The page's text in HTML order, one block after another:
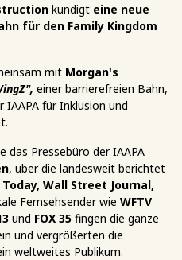
kündigt eine neue
für den Family Kingdom
mit Morgan's
einer barrierefreien Bahn,
IAAPA für Inklusion und
das Pressebüro der IAAPA
, über die landesweit berichtet
Today, Wall Street Journal,
Fernsehsender wie WFTV
und FOX 35 fingen die ganze
und vergrößerten die
weltweites Publikum.